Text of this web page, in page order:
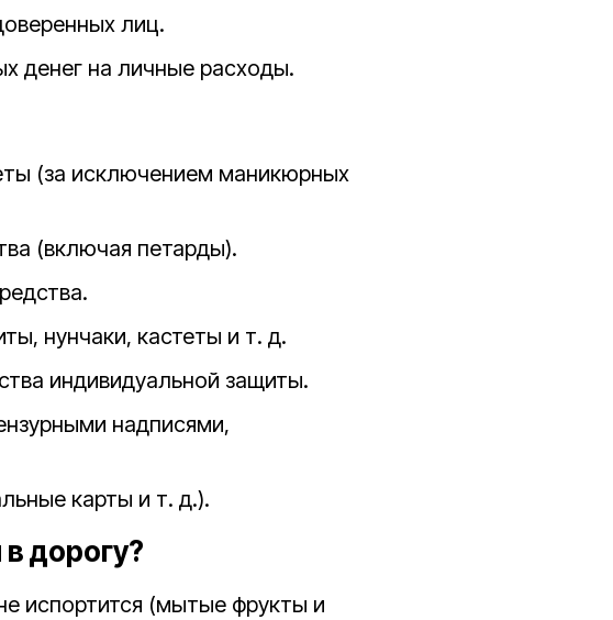
лиц.
денег на личные расходы.
(за исключением маникюрных
(включая петарды).
нунчаки, кастеты и т. д.
индивидуальной защиты.
надписями,
карты и т. д.).
дорогу?
испортится (мытые фрукты и